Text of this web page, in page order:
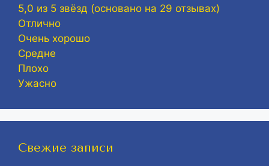
5,0 из 5 звёзд (основано на 29 отзывах)
Отлично
Очень хорошо
Средне
Плохо
Ужасно
Свежие записи